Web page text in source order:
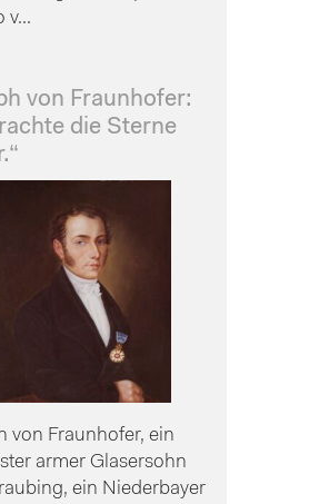
v...
von Fraunhofer:
die Sterne
von Fraunhofer, ein
armer Glasersohn
ein Niederbayer